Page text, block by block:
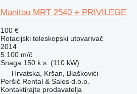
Manitou MRT 2540 + PRIVILEGE
100 €
Rotacijski teleskopski utovarivač
2014
5.100 m/č
Snaga 150 k.s. (110 kW)
Hrvatska, Kršan, Blaškovići
Peršić Rental & Sales d.o.o.
Kontaktirajte prodavatelja